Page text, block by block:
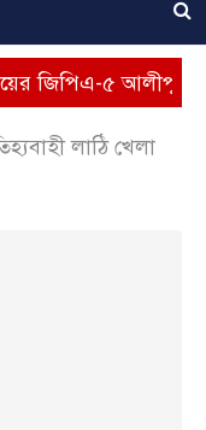
৫ আলীপুর স্কুলের
লাঠি খেলা